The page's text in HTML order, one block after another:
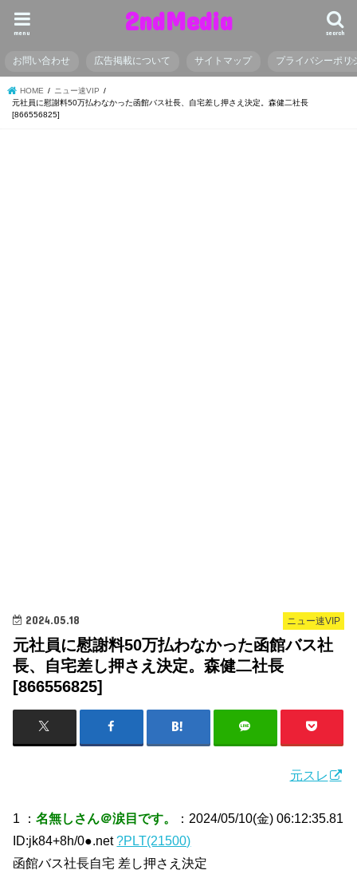
2ndMedia search
menu
お問い合わせ 広告掲載について サイトマップ プライバシーポリ
HOME
ニュー速VIP
元社員に慰謝料50万払わなかった函館バス社長、自宅差し押さえ決定。森健二社長
[866556825]
ニュー速VIP
2024.05.18
元社員に慰謝料50万払わなかった函館バス社
長、自宅差し押さえ決定。森健二社長
[866556825]
元スレ
1 ：名無しさん＠涙目です。
：2024/05/10(金) 06:12:35.81
ID:jk84+8h/0●.net?PLT(21500)
函館バス社長自宅 差し押さえ決定